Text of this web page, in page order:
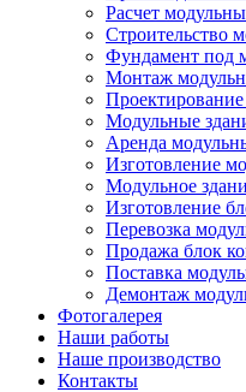
Расчет
Строительство
Фундамент под
Монтаж
Модульные
Аренда
Изготовление
Модульное
Изготовление
Перевозка
Продажа блок
Поставка
Демонтаж
Фотогалерея
Наши работы
Наше производство
Контакты